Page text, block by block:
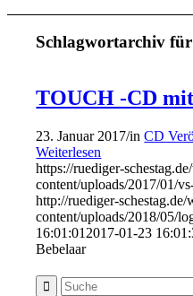
Schlagwortarchiv
TOUCH -CD
23. Januar 2017/inCD
Weiterlesen
https://ruediger-
content/uploads/2017/01/
http://ruediger-schestag.de/
content/uploads/2018/05/
16:01:01 2017-01-23
Bebelaar